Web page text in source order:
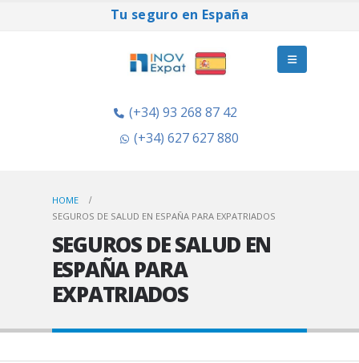
Tu seguro en España
(+34) 93 268 87 42
(+34) 627 627 880
HOME
SEGUROS DE SALUD EN ESPAÑA PARA EXPATRIADOS
SEGUROS DE SALUD EN
ESPAÑA PARA
EXPATRIADOS